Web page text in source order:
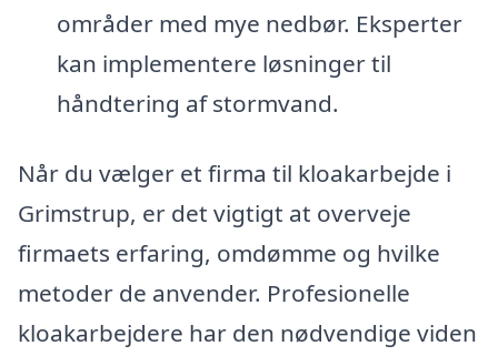
områder med mye nedbør. Eksperter
kan implementere løsninger til
håndtering af stormvand.
Når du vælger et firma til kloakarbejde i
Grimstrup, er det vigtigt at overveje
firmaets erfaring, omdømme og hvilke
metoder de anvender. Profesionelle
kloakarbejdere har den nødvendige viden